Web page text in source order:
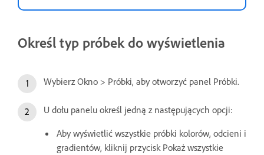
Określ typ próbek do wyświetlenia
Wybierz Okno > Próbki, aby otworzyć panel Próbki.
U dołu panelu określ jedną z następujących opcji:
Aby wyświetlić wszystkie próbki kolorów, odcieni i
gradientów, kliknij przycisk Pokaż wszystkie